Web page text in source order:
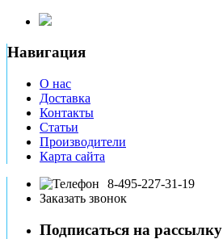
Навигация
О нас
Доставка
Контакты
Статьи
Производители
Карта сайта
8-495-227-31-19
Заказать звонок
Подписаться на рассылку